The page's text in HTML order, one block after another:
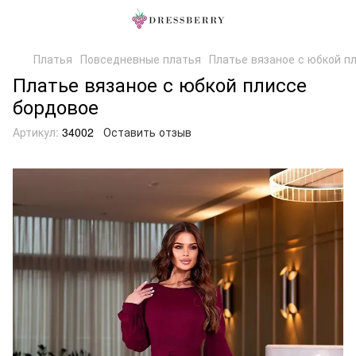
Платья Повседневные платья Платье вязаное с юбкой
Платье вязаное с юбкой плиссе
бордовое
Артикул: 34002 Оставить отзыв